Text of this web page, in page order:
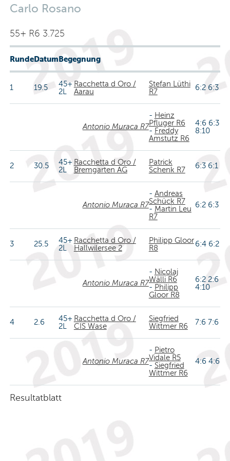
Carlo Rosano
55+ R6 3.725
RundeDatumBegegnung
1 19.5
45+
2L
Racchetta d Oro /
Aarau
Stefan Lüthi
R7
6:2 6:3
Antonio Muraca R7
- Heinz
Pfluger R6
- Freddy
Amstutz R6
4:6 6:3
8:10
2 30.5
45+
2L
Racchetta d Oro /
Bremgarten AG
Patrick
Schenk R7
6:3 6:1
Antonio Muraca R7
- Andreas
Schück R7
- Martin Leu
R7
6:2 6:3
3 25.5
45+
2L
Racchetta d Oro /
Hallwilersee 2
Philipp Gloor
R8
6:4 6:2
Antonio Muraca R7
- Nicolaj
Wälli R6
- Philipp
Gloor R8
6:2 2:6
4:10
4 2.6
45+
2L
Racchetta d Oro /
CIS Wase
Siegfried
Wittmer R6
7:6 7:6
Antonio Muraca R7
- Pietro
Vidale R5
- Siegfried
Wittmer R6
4:6 4:6
Resultatblatt